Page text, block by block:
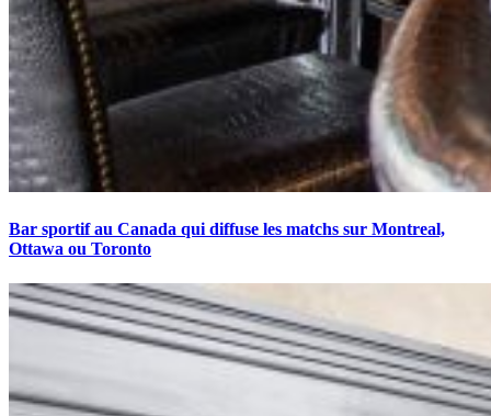
Bar sportif au Canada qui diffuse les matchs sur Montreal,
Ottawa ou Toronto